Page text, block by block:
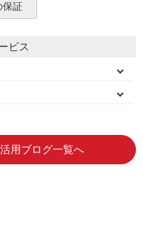
保証
ビス
用ブログ一覧へ